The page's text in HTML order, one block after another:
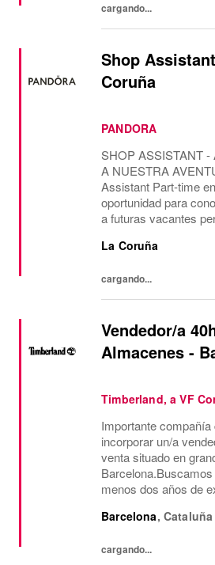
cargando...
Shop
Coruña
PANDORA
SHOP ASSISTANT -
A NUESTRA
Assistant Part-time
oportunidad para
a futuras vacantes
Assistant, en marcas
La Coruña
cargando...
Vendedor/a
Almacenes -
Timberland, a VF
Importante
incorporar un/a
venta situado en
menos dos años de
comerciales,
Barcelona, Cataluña
cargando...